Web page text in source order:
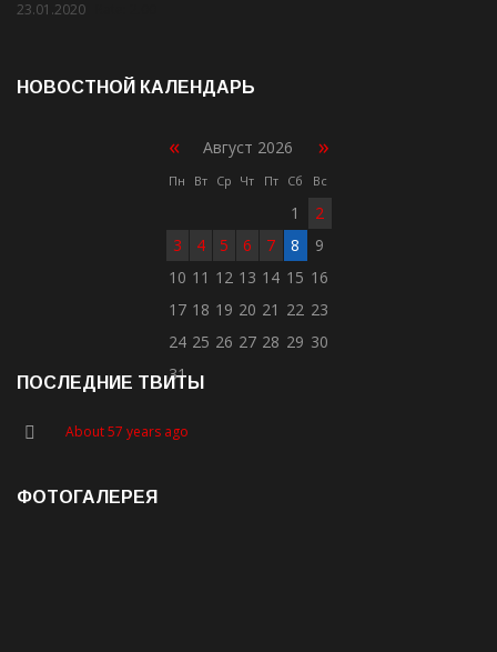
23.01.2020
НОВОСТНОЙ КАЛЕНДАРЬ
« Август 2026 »
Пн Вт Ср Чт Пт Сб Вс
1
2
3
4 5 6 7 8
9
10 11 12 13 14 15 16
17 18 19 20 21 22 23
24 25 26 27 28 29 30
31
ПОСЛЕДНИЕ ТВИТЫ
About 57 years ago
ФОТОГАЛЕРЕЯ